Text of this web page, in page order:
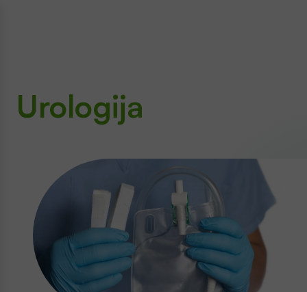
Urologija